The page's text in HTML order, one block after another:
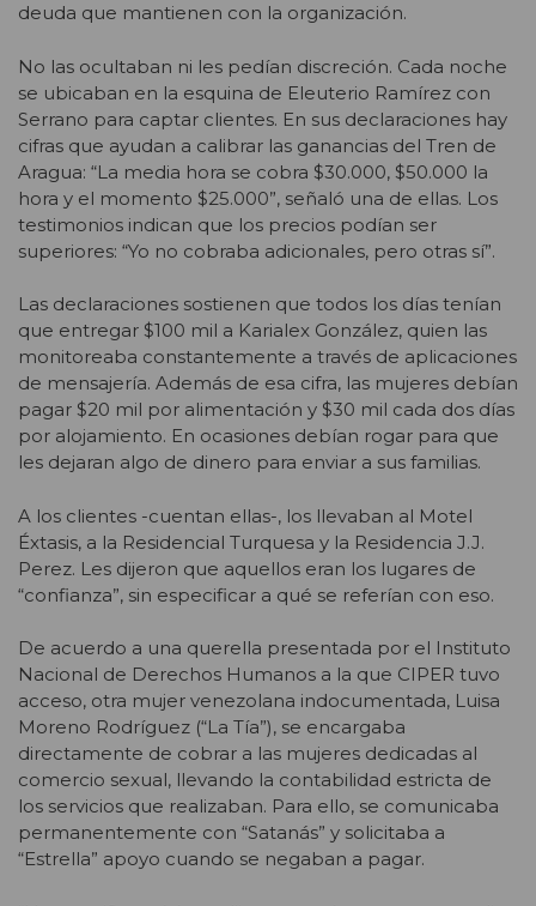
deuda que mantienen con la organización.
No las ocultaban ni les pedían discreción. Cada noche
se ubicaban en la esquina de Eleuterio Ramírez con
Serrano para captar clientes. En sus declaraciones hay
cifras que ayudan a calibrar las ganancias del Tren de
Aragua: “La media hora se cobra $30.000, $50.000 la
hora y el momento $25.000”, señaló una de ellas. Los
testimonios indican que los precios podían ser
superiores: “Yo no cobraba adicionales, pero otras sí”.
Las declaraciones sostienen que todos los días tenían
que entregar $100 mil a Karialex González, quien las
monitoreaba constantemente a través de aplicaciones
de mensajería. Además de esa cifra, las mujeres debían
pagar $20 mil por alimentación y $30 mil cada dos días
por alojamiento. En ocasiones debían rogar para que
les dejaran algo de dinero para enviar a sus familias.
A los clientes -cuentan ellas-, los llevaban al Motel
Éxtasis, a la Residencial Turquesa y la Residencia J.J.
Perez. Les dijeron que aquellos eran los lugares de
“confianza”, sin especificar a qué se referían con eso.
De acuerdo a una querella presentada por el Instituto
Nacional de Derechos Humanos a la que CIPER tuvo
acceso, otra mujer venezolana indocumentada, Luisa
Moreno Rodríguez (“La Tía”), se encargaba
directamente de cobrar a las mujeres dedicadas al
comercio sexual, llevando la contabilidad estricta de
los servicios que realizaban. Para ello, se comunicaba
permanentemente con “Satanás” y solicitaba a
“Estrella” apoyo cuando se negaban a pagar.